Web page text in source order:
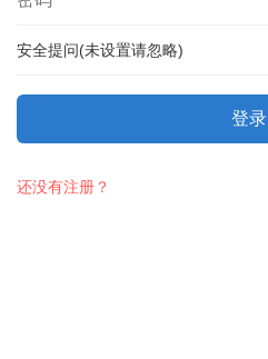
安全提问(未设置请忽略)
登录
还没有注册？